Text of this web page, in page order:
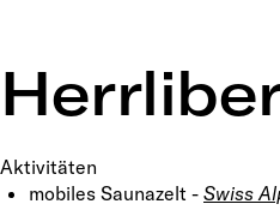
Aktivitäten
mobiles Saunazelt - Swiss